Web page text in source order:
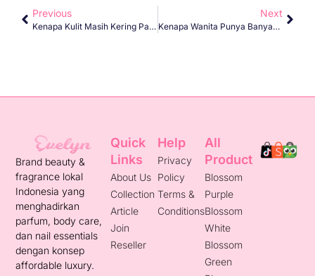
Previous
Kenapa Kulit Masih Kering Padahal Sudah Pakai Handbody?
Next
Kenapa Wanita Punya Banyak Handbody? Ini Rahasianya
Brand beauty &
fragrance lokal
Indonesia yang
menghadirkan
parfum, body care,
dan nail essentials
dengan konsep
affordable luxury.
Quick
Links
About Us
Collection
Article
Join
Reseller
Help
Privacy
Policy
Terms &
Conditions
All
Product
Blossom
Purple
Blossom
White
Blossom
Green